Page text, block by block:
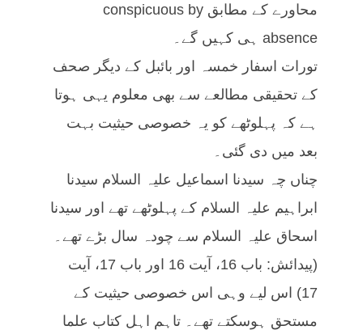
محاورے کے مطابق conspicuous by
absence ہی کہیں گے۔
تورات اسفار خمسہ اور بائبل کے دیگر صحف
کے تحقیقی مطالعے سے بھی معلوم یہی ہوتا
ہے کہ پہلوٹھے کو یہ خصوصی حیثیت بہت
بعد میں دی گئی۔
چناں چہ سیدنا اسماعیل علیہ السلام سیدنا
ابراہیم علیہ السلام کے پہلوٹھے تھے اور سیدنا
اسحاق علیہ السلام سے چودہ سال بڑے تھے۔
(پیدائش: باب 16، آیت 16 اور باب 17، آیت
17) اس لیے وہی اس خصوصی حیثیت کے
مستحق ہوسکتے تھے۔ تاہم اہل کتاب علما